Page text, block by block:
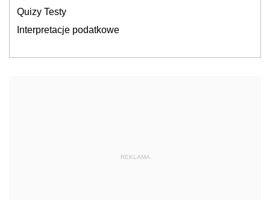
Quizy Testy
Interpretacje podatkowe
REKLAMA